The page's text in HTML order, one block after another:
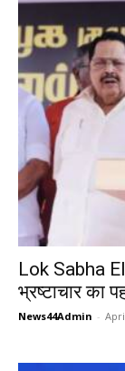
Lok Sabha
भ्रष्टाचार का
News44Admin -